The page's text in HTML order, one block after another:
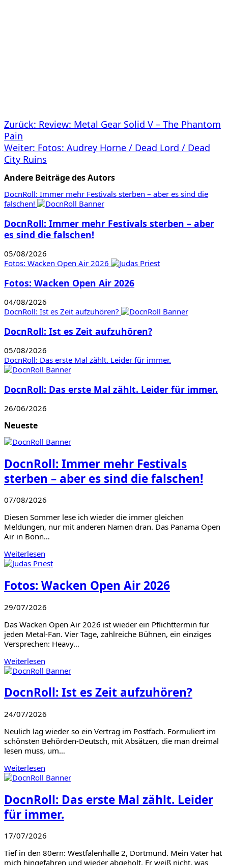
Beitragsnavigation
Zurück: Review: Metal Gear Solid V – The Phantom
Pain
Weiter: Fotos: Audrey Horne / Dead Lord / Dead
City Ruins
Andere Beiträge des Autors
DocnRoll: Immer mehr Festivals sterben – aber es sind die
falschen!
DocnRoll: Immer mehr Festivals sterben – aber
es sind die falschen!
05/08/2026
Fotos: Wacken Open Air 2026
Fotos: Wacken Open Air 2026
04/08/2026
DocnRoll: Ist es Zeit aufzuhören?
DocnRoll: Ist es Zeit aufzuhören?
05/08/2026
DocnRoll: Das erste Mal zählt. Leider für immer.
DocnRoll: Das erste Mal zählt. Leider für immer.
26/06/2026
Neueste
DocnRoll: Immer mehr Festivals
sterben – aber es sind die falschen!
07/08/2026
Diesen Sommer lese ich wieder die immer gleichen
Meldungen, nur mit anderen Namen dran. Das Panama Open
Air in Bonn…
Weiterlesen
Fotos: Wacken Open Air 2026
29/07/2026
Das Wacken Open Air 2026 ist wieder ein Pflichttermin für
jeden Metal-Fan. Vier Tage, zahlreiche Bühnen, ein einziges
Versprechen: Heavy…
Weiterlesen
DocnRoll: Ist es Zeit aufzuhören?
24/07/2026
Neulich lag wieder so ein Vertrag im Postfach. Formuliert im
schönsten Behörden-Deutsch, mit Absätzen, die man dreimal
lesen muss, um…
Weiterlesen
DocnRoll: Das erste Mal zählt. Leider
für immer.
17/07/2026
Tief in den 80ern: Westfalenhalle 2, Dortmund. Mein Vater hat
mich hingefahren und wieder abgeholt. Er weiß nicht, was